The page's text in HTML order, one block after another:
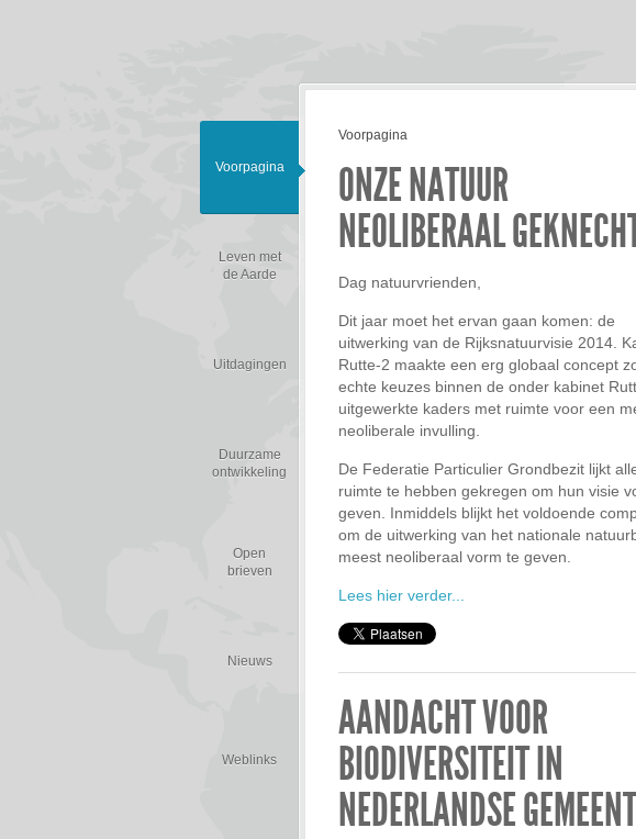
Voorpagina
Leven met
de Aarde
Uitdagingen
Duurzame
ontwikkeling
Open
brieven
Nieuws
Weblinks
Voorpagina
ONZE NATUUR
NEOLIBERAAL
Dag natuurvrienden,
Dit jaar moet het ervan gaan komen: de
uitwerking van de Rijksnatuurvisie 2014.
Rutte-2 maakte een erg globaal concept
echte keuzes binnen de onder kabinet
uitgewerkte kaders met ruimte voor een
neoliberale invulling.
De Federatie Particulier Grondbezit lijkt
ruimte te hebben gekregen om hun visie
geven. Inmiddels blijkt het voldoende
om de uitwerking van het nationale
meest neoliberaal vorm te geven.
Lees hier verder...
AANDACHT VOOR
BIODIVERSITEIT IN
NEDERLANDSE